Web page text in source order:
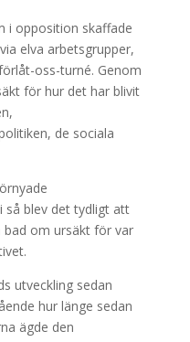
i opposition skaffade
elva arbetsgrupper,
oss-turné. Genom
för hur det har blivit
de sociala
så blev det tydligt att
bad om ursäkt för var
utveckling sedan
hur länge sedan
ägde den